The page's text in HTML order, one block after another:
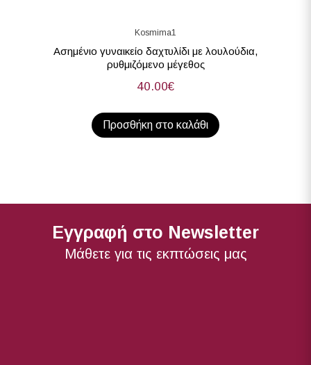
Kosmima1
Ασημένιο γυναικείο δαχτυλίδι με λουλούδια,
ρυθμιζόμενο μέγεθος
40.00€
Προσθήκη στο καλάθι
Εγγραφή στο Newsletter
Μάθετε για τις εκπτώσεις μας